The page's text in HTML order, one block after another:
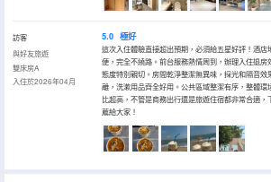
訪客
與好友旅遊
雙床房A
入住於2026年04月
5.0 極好
這次入住體驗直接超出預期，必須給五星好評！酒
便，完全不繞路。前台服務熱情周到，辦理入住退房
態度特別親切。房間乾淨整潔無異味，採光和隔音
離，洗漱用品齊全好用。公共區域整潔有序，整體
比超高，不管是商務出行還是旅遊住宿都非常合適
薦給大家！